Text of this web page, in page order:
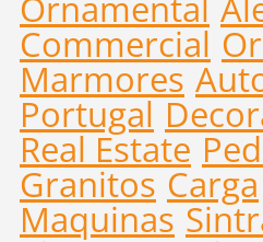
Commercial
Marmores
Portugal
Real Estate
Granitos Carga
Maquinas